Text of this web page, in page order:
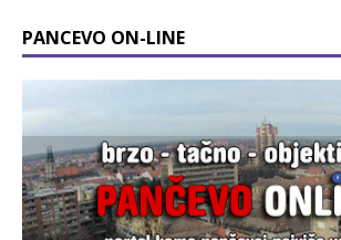
PANCEVO ON-LINE